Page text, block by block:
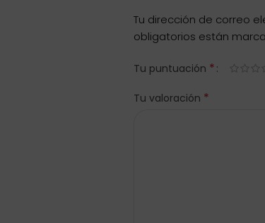
Tu dirección de correo
obligatorios están
Tu puntuación *
Tu valoración *